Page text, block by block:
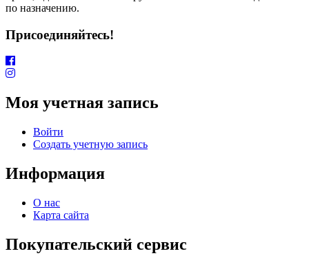
по назначению.
Присоединяйтесь!
Моя учетная запись
Войти
Создать учетную запись
Информация
О нас
Карта сайта
Покупательский сервис